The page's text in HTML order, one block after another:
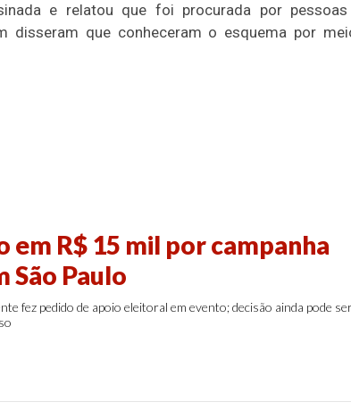
e relatou que foi procurada por
disseram que conheceram o esquema por
em R$ 15 mil por campanha
São Paulo
fez pedido de apoio eleitoral em evento; decisão ainda pode